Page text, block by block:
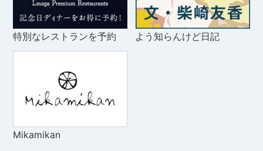
特別なレストランを予約 よう知らんけど日記
Mikamikan